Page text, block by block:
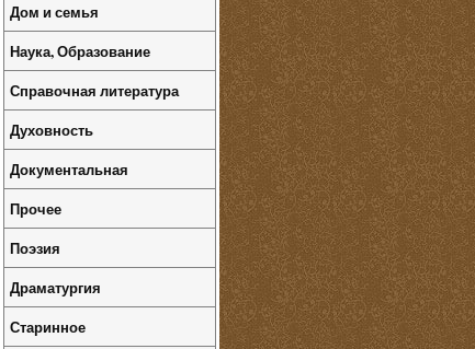
Дом и семья
Наука, Образование
Справочная литература
Духовность
Документальная
Прочее
Поэзия
Драматургия
Старинное